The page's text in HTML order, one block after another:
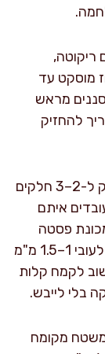
ריקוטה,
מוסקט עד
מראש
להחזיק
מחלקים את הבצק ל-2–3 חלקים
איתם
פסטה
לעובי דק: במכונה אני מגיע בדרך כלל לעובי 1–1.5 מ"מ
חשוב לקמח קלות
בלי לייבש.
משטח מקומח